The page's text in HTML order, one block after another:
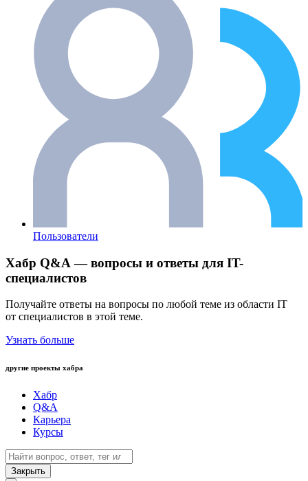
Пользователи
Хабр Q&A — вопросы и ответы для IT-
специалистов
Получайте ответы на вопросы по любой теме из области IT
от специалистов в этой теме.
Узнать больше
другие проекты хабра
Хабр
Q&A
Карьера
Курсы
Закрыть